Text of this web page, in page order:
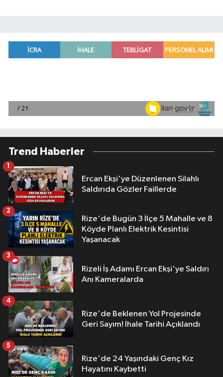
Trend Haberler
Ercan Ekşi'ye Düzenlenen Silahlı
Saldırıda Gözler Faillerde
1
Rize'de Bugün 3 İlçe 5 Mahalle ve 8
Köyde Planlı Elektrik Kesintisi
Yaşanacak
2
Rizeli İş Adamı Ercan Ekşi'ye Saldırı
Anı Kameralarda
3
Rize'de Beklenen Yol Projesinde
Geri Sayım! İhale Tarihi Açıklandı
4
Rize'de 24 Yaşındaki Genç Kız
Hayatını Kaybetti
5